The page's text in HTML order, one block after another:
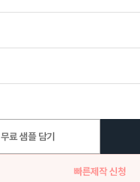
무료 샘플 담기
빠른제작 신청